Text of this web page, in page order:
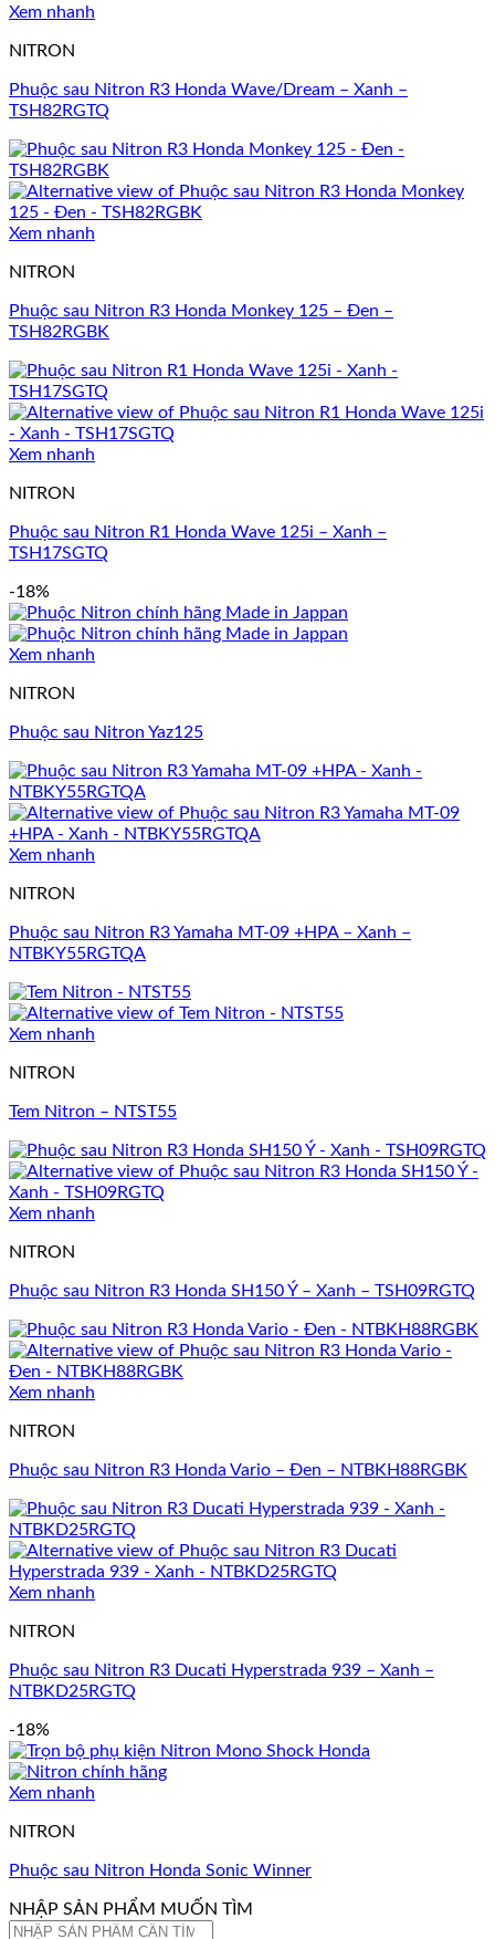
Xem nhanh
NITRON
Phuộc sau Nitron R3 Honda Wave/Dream – Xanh –
TSH82RGTQ
Xem nhanh
NITRON
Phuộc sau Nitron R3 Honda Monkey 125 – Đen –
TSH82RGBK
Xem nhanh
NITRON
Phuộc sau Nitron R1 Honda Wave 125i – Xanh –
TSH17SGTQ
-18%
Xem nhanh
NITRON
Phuộc sau Nitron Yaz125
Xem nhanh
NITRON
Phuộc sau Nitron R3 Yamaha MT-09 +HPA – Xanh –
NTBKY55RGTQA
Xem nhanh
NITRON
Tem Nitron – NTST55
Xem nhanh
NITRON
Phuộc sau Nitron R3 Honda SH150 Ý – Xanh – TSH09RGTQ
Xem nhanh
NITRON
Phuộc sau Nitron R3 Honda Vario – Đen – NTBKH88RGBK
Xem nhanh
NITRON
Phuộc sau Nitron R3 Ducati Hyperstrada 939 – Xanh –
NTBKD25RGTQ
-18%
Xem nhanh
NITRON
Phuộc sau Nitron Honda Sonic Winner
NHẬP SẢN PHẨM MUỐN TÌM
Tìm